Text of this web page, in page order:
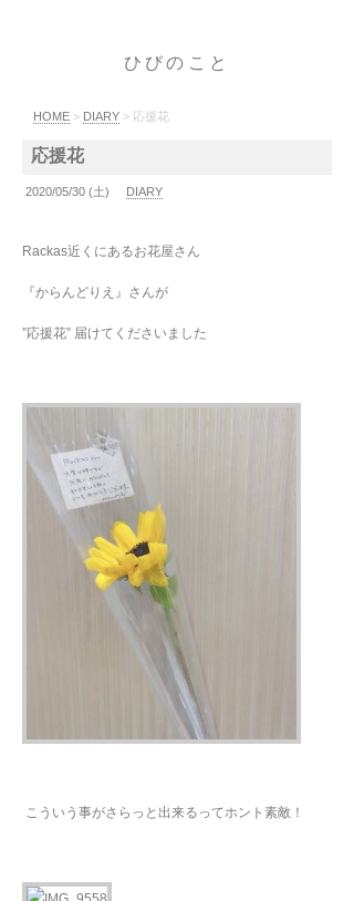
ひびのこと
HOME > DIARY > 応援花
応援花
2020/05/30 (土) DIARY
Rackas近くにあるお花屋さん
『からんどりえ』さんが
”応援花” 届けてくださいました
こういう事がさらっと出来るってホント素敵！